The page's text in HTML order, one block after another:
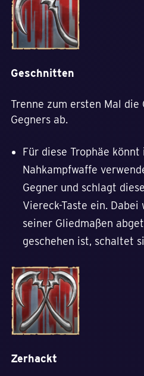
Geschnitten
Trenne zum ersten Mal die
Gegners ab.
Für diese Trophäe könnt
Nahkampfwaffe
Gegner und schlagt
Viereck-Taste ein.
seiner Gliedmaßen
geschehen ist, schaltet
Zerhackt